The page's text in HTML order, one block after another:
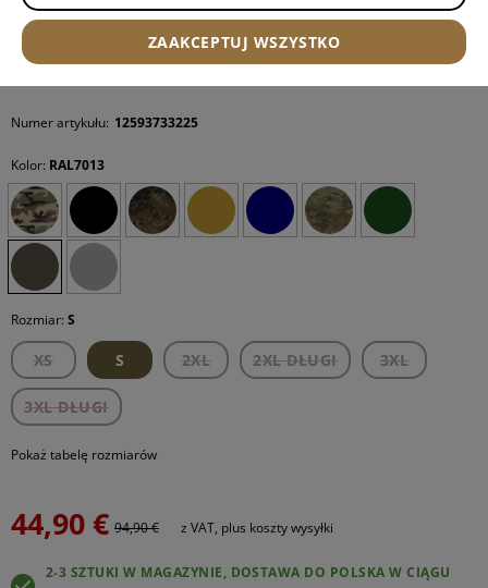
Numer artykułu: 12593733225
Kolor: RAL7013
Rozmiar: S
XS S 2XL 2XL DŁUGI 3XL
3XL DŁUGI
Pokaż tabelę rozmiarów
44,90 € 94,90 € z VAT, plus koszty wysyłki
2-3 SZTUKI W MAGAZYNIE, DOSTAWA DO POLSKA W CIĄGU
ZAAKCEPTUJ WSZYSTKO